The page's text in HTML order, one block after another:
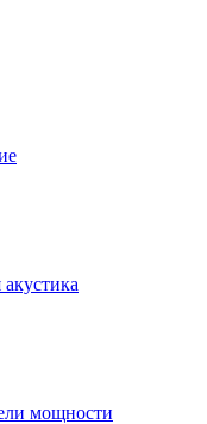
мощности